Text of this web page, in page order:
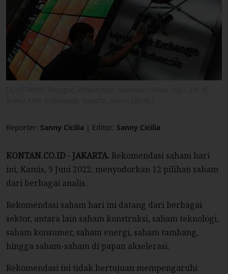
Reporter: Sanny Cicilia | Editor: Sanny Cicilia
KONTAN.CO.ID - JAKARTA. Rekomendasi saham hari
ini, Kamis, 9 Juni 2022, menyodorkan 12 pilihan saham
dari berbagai analis.
Rekomendasi saham hari ini datang dari berbagai
sektor, antara lain saham konstruksi, saham teknologi,
saham konsumer, saham energi, saham tambang,
hingga saham-saham di papan akselerasi.
Rekomendasi ini tidak bertujuan mempengaruhi